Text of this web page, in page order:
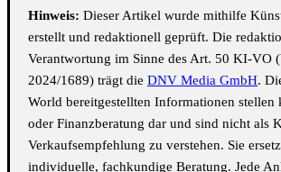
Hinweis: Dieser Artikel wurde mithilfe
erstellt und redaktionell geprüft. Die
Verantwortung im Sinne des Art. 50 KI-VO
2024/1689) trägt die DNV Media GmbH.
World bereitgestellten Informationen stellen
oder Finanzberatung dar und sind nicht als
Verkaufsempfehlung zu verstehen. Sie
individuelle, fachkundige Beratung. Jede